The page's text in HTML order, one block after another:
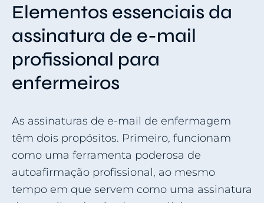
Elementos essenciais da
assinatura de e-mail
profissional para
enfermeiros
As assinaturas de e-mail de enfermagem
têm dois propósitos. Primeiro, funcionam
como uma ferramenta poderosa de
autoafirmação profissional, ao mesmo
tempo em que servem como uma assinatura